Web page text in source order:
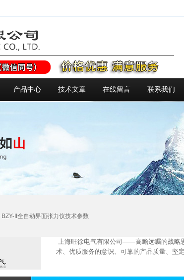
产品中心 技术文章 在线留言 联系我们
BZY-II全自动界面张力仪技术参数
上海旺徐电气有限公司——高瞻远瞩的战略
术、优质服务的意识、可靠的产品质量、坚